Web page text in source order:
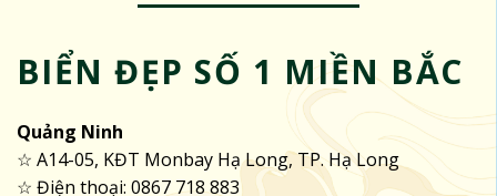
BIỂN ĐẸP SỐ 1 MIỀN BẮC
Quảng Ninh
☆ A14-05, KĐT Monbay Hạ Long, TP. Hạ Long
☆ Điện thoại: 0867 718 883